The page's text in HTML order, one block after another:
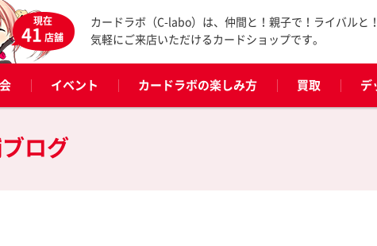
現在
41店舗
カードラボ（C-labo）は、仲間と！親子で！ライバルと
気軽にご来店いただけるカードショップです。
イベント カードラボの楽しみ方 買取 デ
ログ